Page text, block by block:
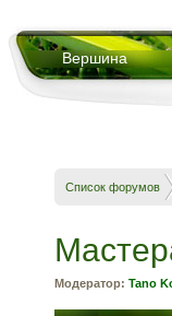
Вершина
Список форумов
Модератор: Tano